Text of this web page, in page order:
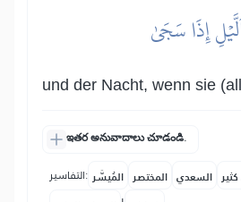
إِذَا سَجَىٰ
und der Nacht, wenn sie
ఇతర అనువాదాలు చూడండి.
التفاسير: المُيسَّر المختصر السعدي